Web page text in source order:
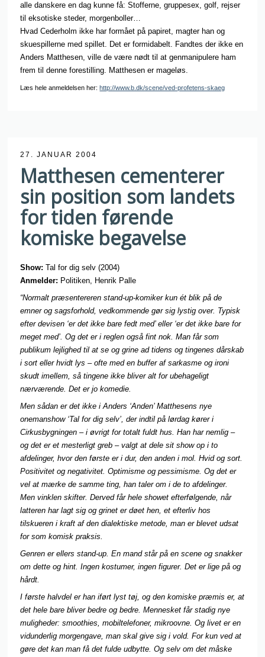
alle danskere en dag kunne få: Stofferne, gruppesex, golf, rejser
til eksotiske steder, morgenboller…
Hvad Cederholm ikke har formået på papiret, magter han og
skuespillerne med spillet. Det er formidabelt. Fandtes der ikke en
Anders Matthesen, ville de være nødt til at genmanipulere ham
frem til denne forestilling. Matthesen er mageløs.
Læs hele anmeldelsen her: http://www.b.dk/scene/ved-profetens-skaeg
27. JANUAR 2004
Matthesen cementerer
sin position som landets
for tiden førende
komiske begavelse
Show:Tal for dig selv (2004)
Anmelder: Politiken, Henrik Palle
“Normalt præsentereren stand-up-komiker kun ét blik på de
emner og sagsforhold, vedkommende gør sig lystig over. Typisk
efter devisen ‘er det ikke bare fedt med’ eller ‘er det ikke bare for
meget med’. Og det er i reglen også fint nok. Man får som
publikum lejlighed til at se og grine ad tidens og tingenes dårskab
i sort eller hvidt lys – ofte med en buffer af sarkasme og ironi
skudt imellem, så tingene ikke bliver alt for ubehageligt
nærværende. Det er jo komedie.
Men sådan er det ikke i Anders ‘Anden’ Matthesens nye
onemanshow ‘Tal for dig selv’, der indtil på lørdag kører i
Cirkusbygningen – i øvrigt for totalt fuldt hus. Han har nemlig –
og det er et mesterligt greb – valgt at dele sit show op i to
afdelinger, hvor den første er i dur, den anden i mol. Hvid og sort.
Positivitet og negativitet. Optimisme og pessimisme. Og det er
vel at mærke de samme ting, han taler om i de to afdelinger.
Men vinklen skifter. Derved får hele showet efterfølgende, når
latteren har lagt sig og grinet er døet hen, et efterliv hos
tilskueren i kraft af den dialektiske metode, man er blevet udsat
for som komisk praksis.
Genren er ellers stand-up. En mand står på en scene og snakker
om dette og hint. Ingen kostumer, ingen figurer. Det er lige på og
hårdt.
I første halvdel er han iført lyst tøj, og den komiske præmis er, at
det hele bare bliver bedre og bedre. Mennesket får stadig nye
muligheder: smoothies, mobiltelefoner, mikroovne. Og livet er en
vidunderlig morgengave, man skal give sig i vold. For kun ved at
gøre det kan man få det fulde udbytte. Og selv om det måske